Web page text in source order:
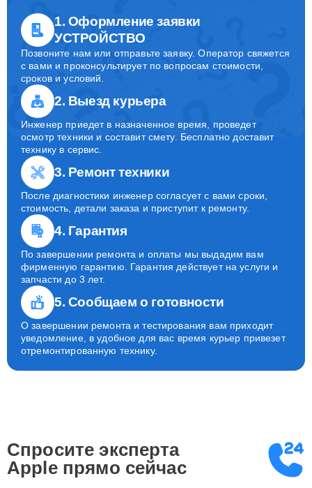
1. Оформление заявки
УСТРОЙСТВО
Позвоните нам или отправьте заявку. Оператор свяжется
с вами и проконсультирует по вопросам стоимости,
сроков и условий.
2. Выезд курьера
Инженер приедет в назначенное время, проведет
осмотр техники и составит смету. Бесплатно доставит
технику в сервис.
3. Ремонт техники
После диагностики инженер согласует с вами сроки,
стоимость, детали заказа и приступит к ремонту.
4. Гарантия
По завершении ремонта и оплаты мы выдадим вам
фирменную гарантию. Гарантия действует на услуги и
запчасти до 3 лет.
5. Сообщаем о готовности
О завершении ремонта и тестирования вам приходит
уведомление, в удобное для вас время курьер привезет
отремонтированную технику.
Спросите эксперта
Apple прямо сейчас